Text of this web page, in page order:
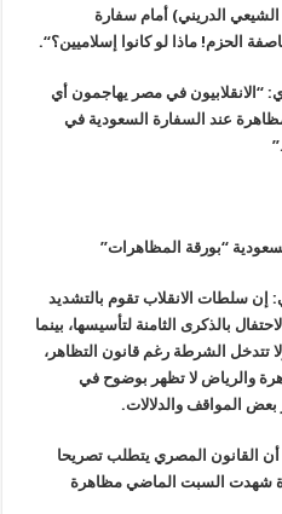
الدريني) أمام سفارة
الحزم! ماذا لو كانوا إسلاميين؟“.
“الانقلابيون في مصر يهاجمون أي
عند السفارة السعودية في
.”
“بورقة المظاهرات”
سلطات الانقلاب تقوم بالتشديد
من الاحتفال بالذكرى الثامنة لتأسيسها، بينما
تتدخل الشرطة رغم قانون التظاهر،
والرياض لا تظهر بوضوح في
بعض المواقف والدلالات.
القانون المصري يتطلب تصريحا
شهدت السبت الماضي مظاهرة